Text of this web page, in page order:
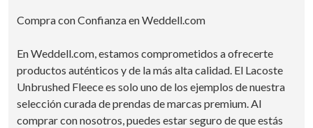
Compra con Confianza en Weddell.com
En Weddell.com, estamos comprometidos a ofrecerte
productos auténticos y de la más alta calidad. El Lacoste
Unbrushed Fleece es solo uno de los ejemplos de nuestra
selección curada de prendas de marcas premium. Al
comprar con nosotros, puedes estar seguro de que estás